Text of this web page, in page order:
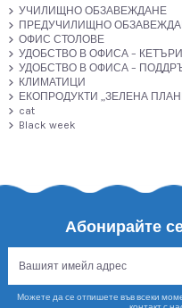
Бюро BADIAN -
капучино
3510214
Carmen
110,44 €